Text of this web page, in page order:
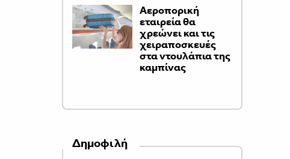
Αεροπορική
εταιρεία θα
χρεώνει και τις
χειραποσκευές
στα ντουλάπια της
καμπίνας
Δημοφιλή